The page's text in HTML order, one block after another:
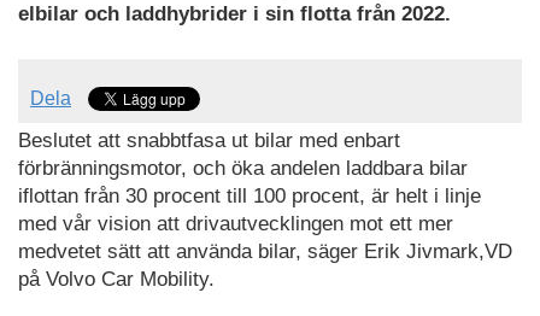
elbilar och laddhybrider i sin flotta från 2022.
Dela
Beslutet att snabbtfasa ut bilar med enbart
förbränningsmotor, och öka andelen laddbara bilar
iflottan från 30 procent till 100 procent, är helt i linje
med vår vision att drivautvecklingen mot ett mer
medvetet sätt att använda bilar, säger Erik Jivmark,VD
på Volvo Car Mobility.